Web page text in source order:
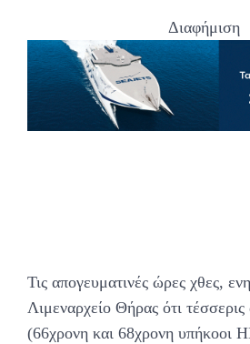
Διαφήμιση
Τις απογευματινές ώρες χθες,
Λιμεναρχείο Θήρας ότι τέσσερις
(66χρονη και 68χρονη υπήκοοι